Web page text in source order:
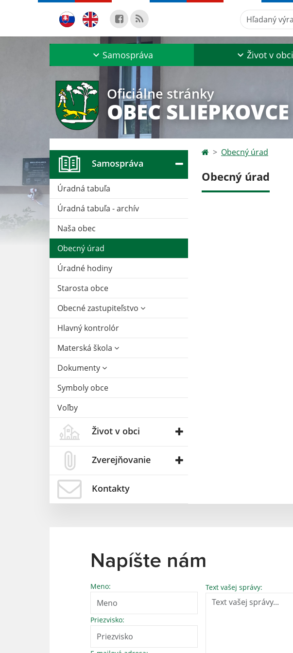
Hľadaný výraz...
Samospráva Život v obci
Oficiálne stránky
OBEC SLIEPKOVCE
Samospráva
Úradná tabuľa
Úradná tabuľa - archív
Naša obec
Obecný úrad
Úradné hodiny
Starosta obce
Obecné zastupiteľstvo
Hlavný kontrolór
Materská škola
Dokumenty
Symboly obce
Voľby
Život v obci
Zverejňovanie
Kontakty
Obecný úrad
Obecný úrad
Napíšte nám
Meno:
Priezvisko:
Text vašej správy: